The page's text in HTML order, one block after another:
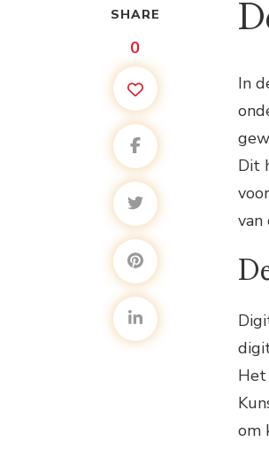
SHARE
0
In
Dit
van
Het
om